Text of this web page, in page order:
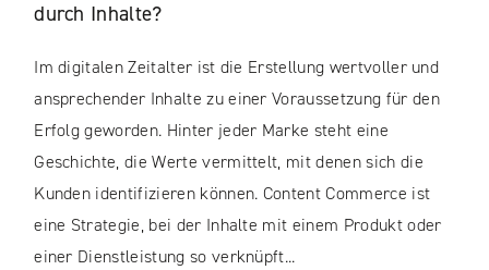
durch Inhalte?
Im digitalen Zeitalter ist die Erstellung wertvoller und
ansprechender Inhalte zu einer Voraussetzung für den
Erfolg geworden. Hinter jeder Marke steht eine
Geschichte, die Werte vermittelt, mit denen sich die
Kunden identifizieren können. Content Commerce ist
eine Strategie, bei der Inhalte mit einem Produkt oder
einer Dienstleistung so verknüpft...